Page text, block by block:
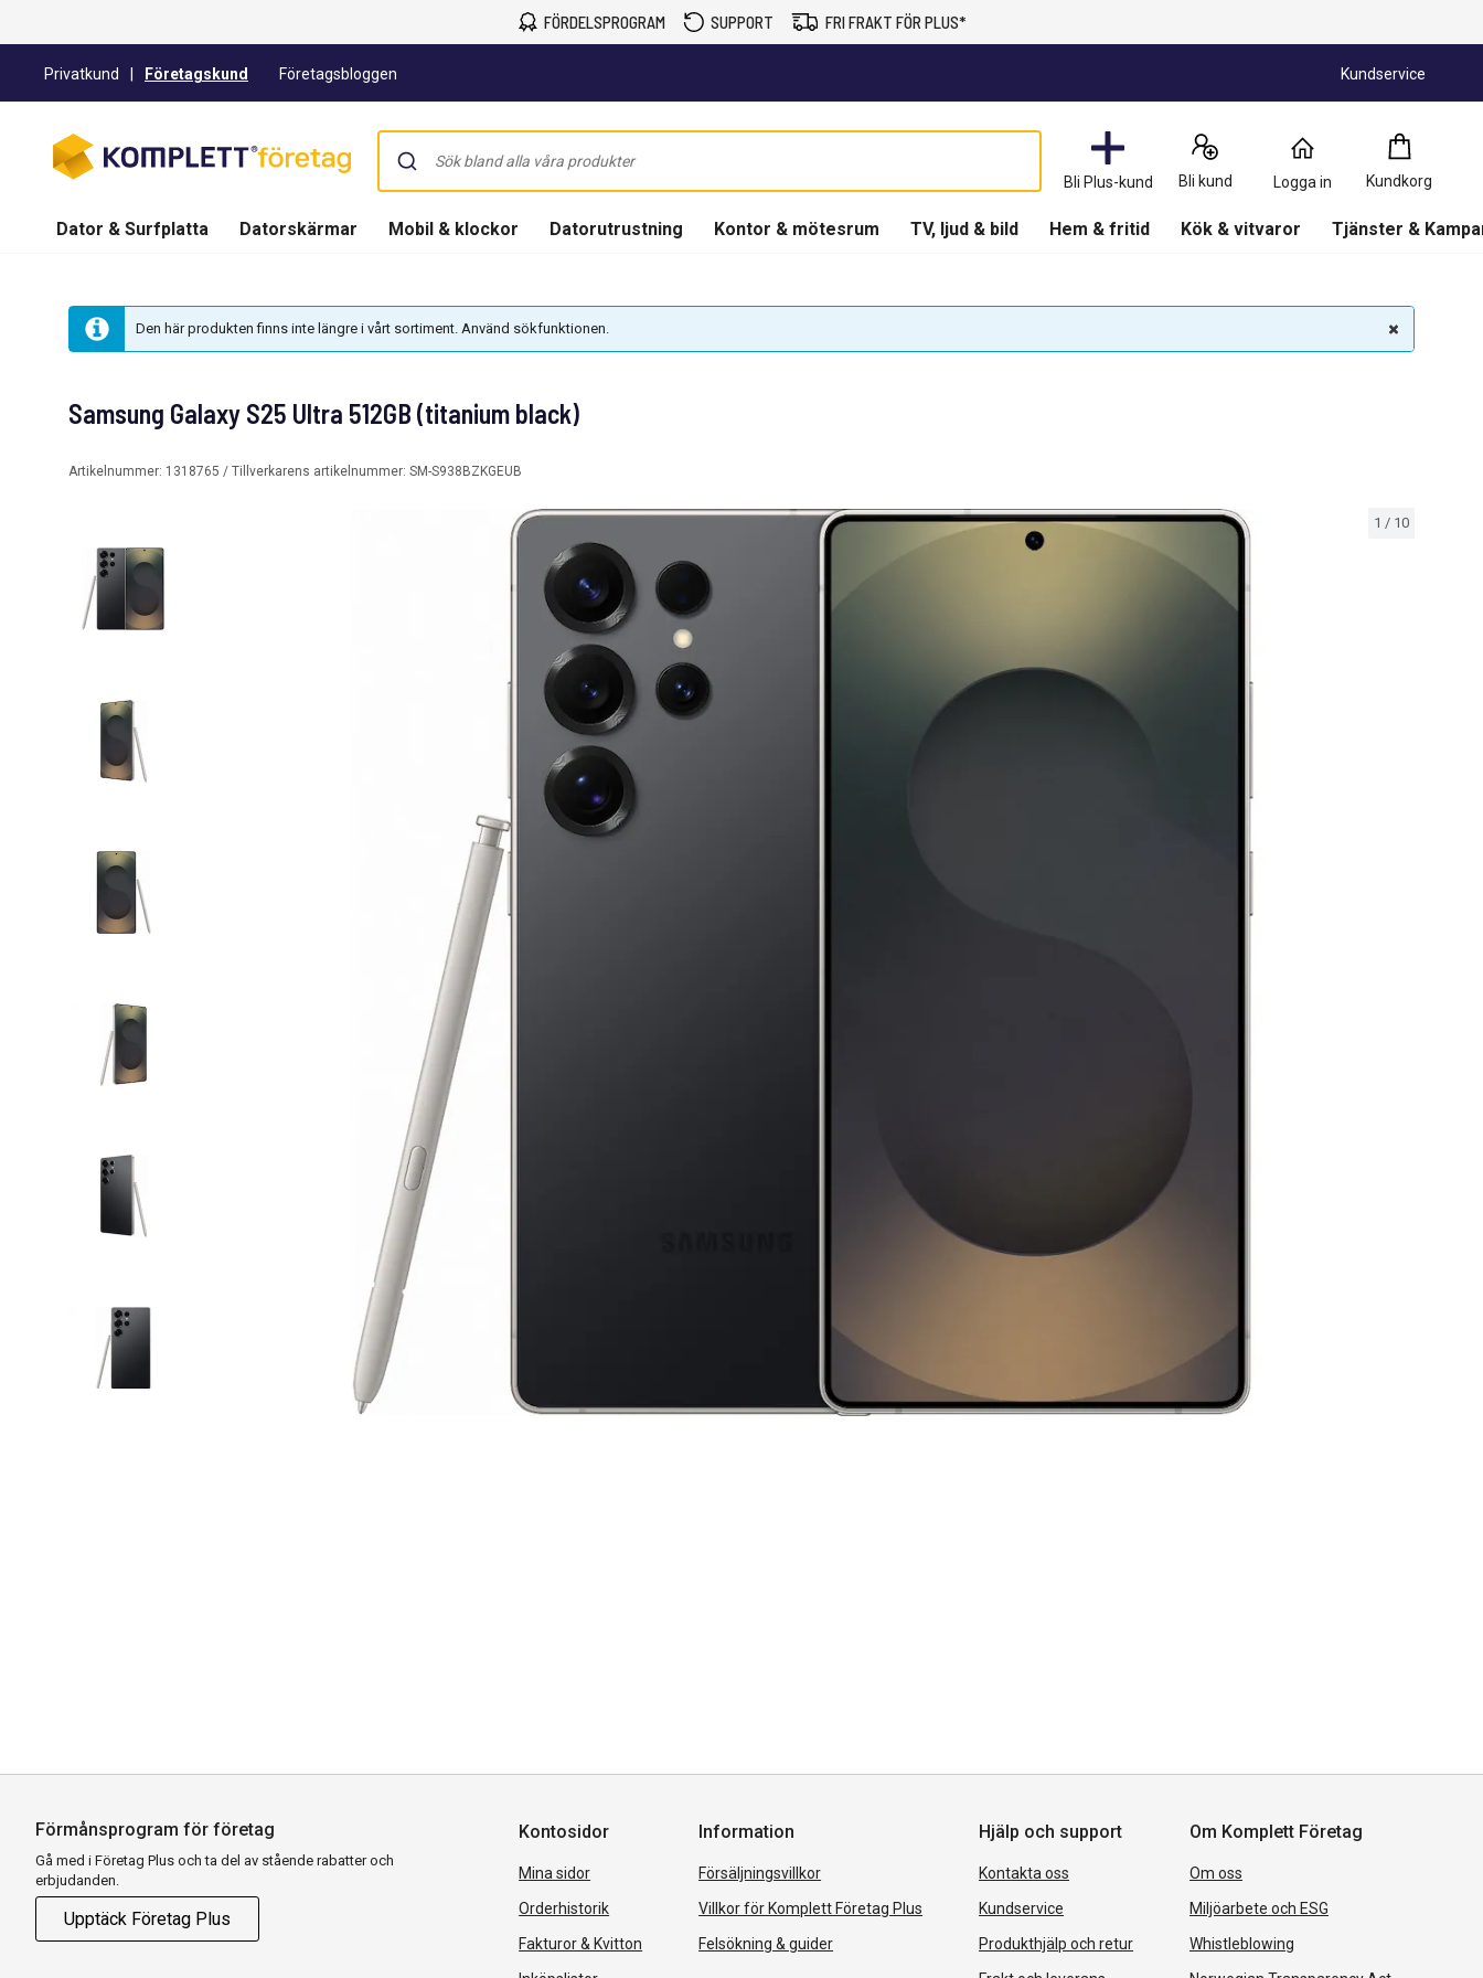
FÖRDELSPROGRAM SUPPORT FRI FRAKT FÖR PLUS*
Privatkund Företagskund Företagsbloggen Kundservice
Bli Plus-kund Bli kund Logga in Kundkorg
Kundkorg
0
Produkter
Dator & Surfplatta Datorskärmar Mobil & klockor Datorutrustning Kontor & mötesrum TV, ljud & bild Hem & fritid Kök & vitvaror Tjänster &
Den här produkten finns inte längre i vårt sortiment. Använd sökfunktionen.
1 / 10
Samsung Galaxy S25 Ultra 512GB (titanium black)
Artikelnummer: 1318765 / Tillverkarens artikelnummer: SM-S938BZKGEUB
Förmånsprogram för företag
Gå med i Företag Plus och ta del av stående rabatter och
erbjudanden.
Upptäck Företag Plus
Kontosidor
Mina sidor
Orderhistorik
Fakturor & Kvitton
Information
Försäljningsvillkor
Villkor för Komplett Företag Plus
Felsökning & guider
Hjälp och support
Kontakta oss
Kundservice
Produkthjälp och retur
Om Komplett Företag
Om oss
Miljöarbete och ESG
Whistleblowing